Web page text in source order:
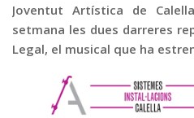
Contacte
Joventut Artística de
setmana les dues darreres
Legal, el musical que ha